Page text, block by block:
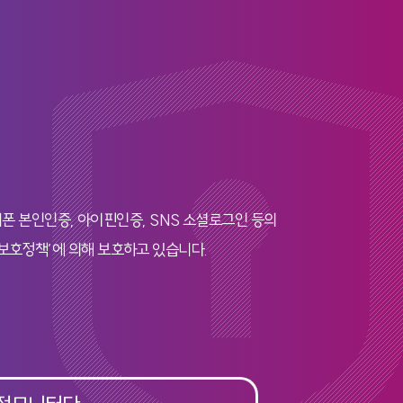
본인인증, 아이핀인증, SNS 소셜로그인 등의
정책’에 의해 보호하고 있습니다.